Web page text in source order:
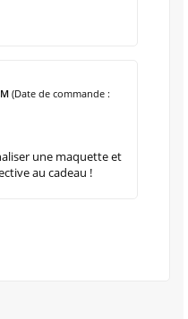
(Date de commande :
une maquette et
au cadeau !